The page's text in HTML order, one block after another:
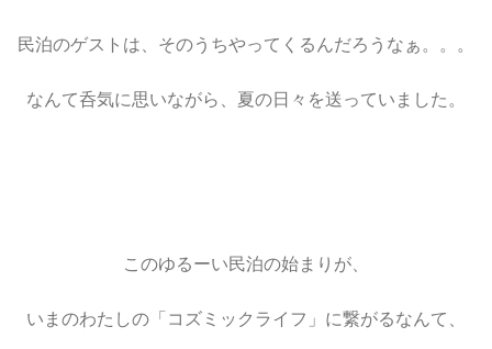
民泊のゲストは、そのうちやってくるんだろうなぁ。。。
なんて呑気に思いながら、夏の日々を送っていました。
このゆるーい民泊の始まりが、
いまのわたしの「コズミックライフ」に繋がるなんて、